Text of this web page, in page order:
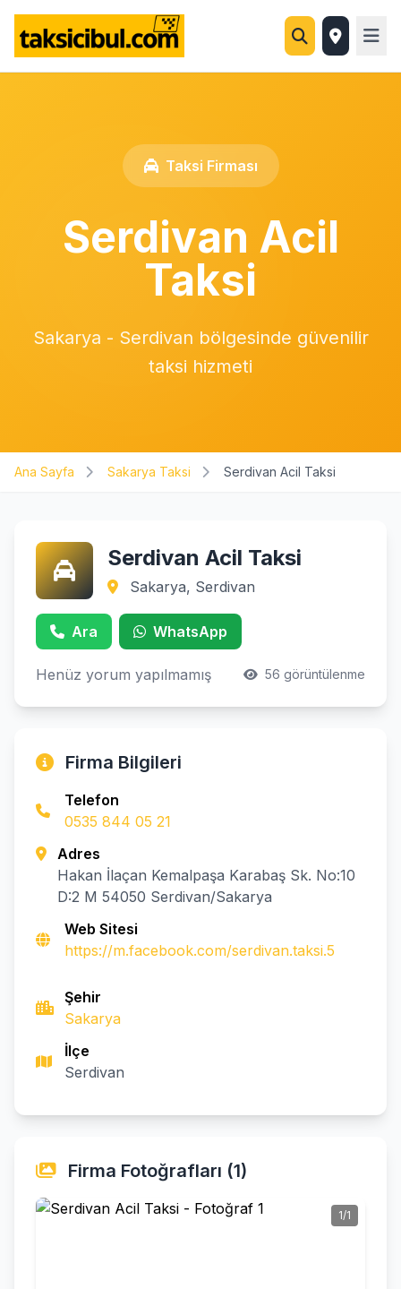
Taksi Firması
Serdivan Acil
Taksi
Sakarya - Serdivan bölgesinde güvenilir
taksi hizmeti
Ana Sayfa Sakarya Taksi Serdivan Acil Taksi
Serdivan Acil Taksi
Sakarya, Serdivan
Ara WhatsApp
Henüz yorum yapılmamış 56 görüntülenme
Firma Bilgileri
Telefon
0535 844 05 21
Adres
Hakan İlaçan Kemalpaşa Karabaş Sk. No:10
D:2 M 54050 Serdivan/Sakarya
Web Sitesi
https://m.facebook.com/serdivan.taksi.5
Şehir
Sakarya
İlçe
Serdivan
Firma Fotoğrafları (1)
1/1